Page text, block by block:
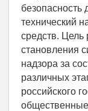
безопасность
технический
средств. Цель
становления
надзора за
различных
российского